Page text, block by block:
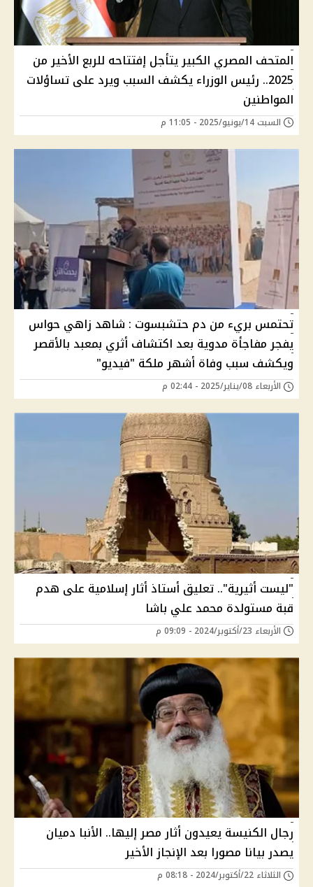
المتحف المصري الكبير يتأجل إفتتاحه للربع الأخير من
2025.. رئيس الوزراء يكشف السبب ويرد على تساؤلات
المواطنين
السبت 14/يونيو/2025 - 11:05 م
تحتمس بريء من دم حتشبسوت : شاهد زاهي حواس
يفجر مفاجأة مدوية بعد اكتشاف أثري بمعبد بالأقصر
ويكشف سبب وفاة أشهر ملكة "فيديو"
الأربعاء 08/يناير/2025 - 02:44 م
"ليست أثيرية".. تعليق أستاذ أثار إسلامية على هدم
قبة مستولدة محمد علي باشا
الأربعاء 23/أكتوبر/2024 - 09:09 م
رجال الكنيسة يعيدون أثار مصر إليها.. الأنبا دميان
يصدر بيانا مصورا بعد الإنجاز الأخير
الثلاثاء 22/أكتوبر/2024 - 08:18 م